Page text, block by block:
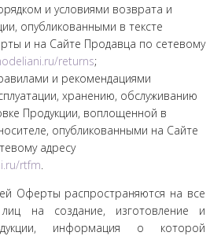
и условиями возврата и
опубликованными в тексте
и на Сайте Продавца по сетевому
returns;
и рекомендациями
хранению, обслуживанию
Продукции, воплощенной в
опубликованными на Сайте
адресу
rtfm.
Оферты распространяются на все
на создание, изготовление и
информация о которой